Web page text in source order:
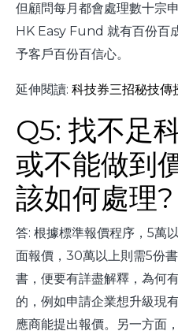
但顧問每月都會處理數十宗
HK Easy Fund 就有百份百
予客戶百份百信心。
延伸閱讀: 科技券三招秘技傳
Q5: 找不足
或不能做到
該如何處理?
答: 根據標準報價程序，5萬
面報價，30萬以上則需5份
書，便要有詳盡解釋，為何
的，例如申請企業想升級現
應商能提出報價。另一方面